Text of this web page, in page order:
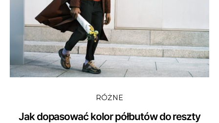
RÓŻNE
Jak dopasować kolor półbutów do reszty